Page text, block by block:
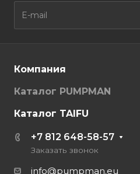
Компания
Каталог PUMPMAN
Каталог TAIFU
+7 812 648-58-57
Заказать звонок
info@pumpman.eu